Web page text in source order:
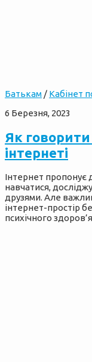
Батькам / Кабінет
6 Березня, 2023
Як говорити
інтернеті
Інтернет пропонує
навчатися,
друзями. Але
інтернет-простір
психічного